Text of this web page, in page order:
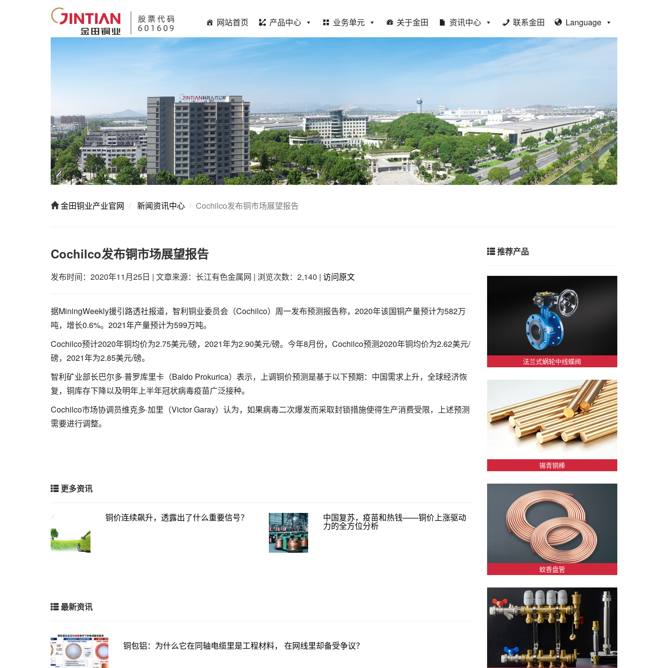
网站首页 产品中心 业务单元 关于金田 资讯中心 联系金田 Language
金田铜业产业官网 新闻资讯中心 Cochilco发布铜市场展望报告
Cochilco发布铜市场展望报告
发布时间：2020年11月25日 | 文章来源：长江有色金属网 | 浏览次数：2,140 | 访问原文
据MiningWeekly援引路透社报道，智利铜业委员会（Cochilco）周一发布预测报告称，2020年该国铜产量预计为582万
吨，增长0.6%。2021年产量预计为599万吨。
Cochilco预计2020年铜均价为2.75美元/磅，2021年为2.90美元/磅。今年8月份，Cochilco预测2020年铜均价为2.62美元/
磅，2021年为2.85美元/磅。
智利矿业部长巴尔多·普罗库里卡（Baldo Prokurica）表示，上调铜价预测是基于以下预期：中国需求上升，全球经济恢
复，铜库存下降以及明年上半年冠状病毒疫苗广泛接种。
Cochilco市场协调员维克多·加里（Victor Garay）认为，如果病毒二次爆发而采取封锁措施使得生产消费受限，上述预测
需要进行调整。
更多资讯
铜价连续飙升，透露出了什么重要信号？ 中国复苏，疫苗和热钱——铜价上涨驱动
力的全方位分析
最新资讯
铜包铝：为什么它在同轴电缆里是工程材料， 在网线里却备受争议？
推荐产品
法兰式蜗轮中线蝶阀
锡青铜棒
蚊香盘管